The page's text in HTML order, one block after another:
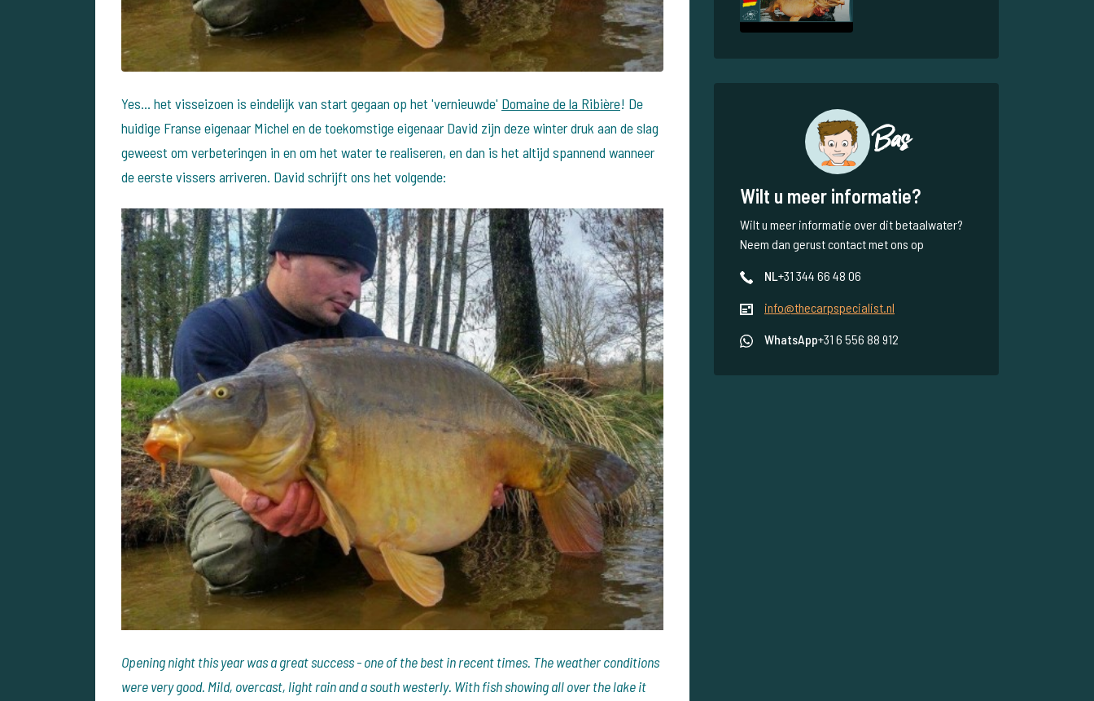
Yes... het visseizoen is eindelijk van start gegaan op het 'vernieuwde' Domaine de la Ribière! De
huidige Franse eigenaar Michel en de toekomstige eigenaar David zijn deze winter druk aan de slag
geweest om verbeteringen in en om het water te realiseren, en dan is het altijd spannend wanneer
de eerste vissers arriveren. David schrijft ons het volgende:
Opening night this year was a great success - one of the best in recent times. The weather conditions
were very good. Mild, overcast, light rain and a south westerly. With fish showing all over the lake it
Bas
Wilt u meer informatie?
Wilt u meer informatie over dit betaalwater?
Neem dan gerust contact met ons op
NL+31 344 66 48 06
info@thecarpspecialist.nl
WhatsApp+31 6 556 88 912